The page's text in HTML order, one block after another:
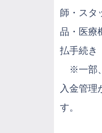
師・スタ
品・医療
払手続き
※一部
入金管理
す。